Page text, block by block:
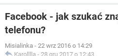
Facebook - jak szukać
telefonu?
Misialinka - 22 wrz 2016 o 14:29
Karolllla - 28 gru 2017 o 12:43